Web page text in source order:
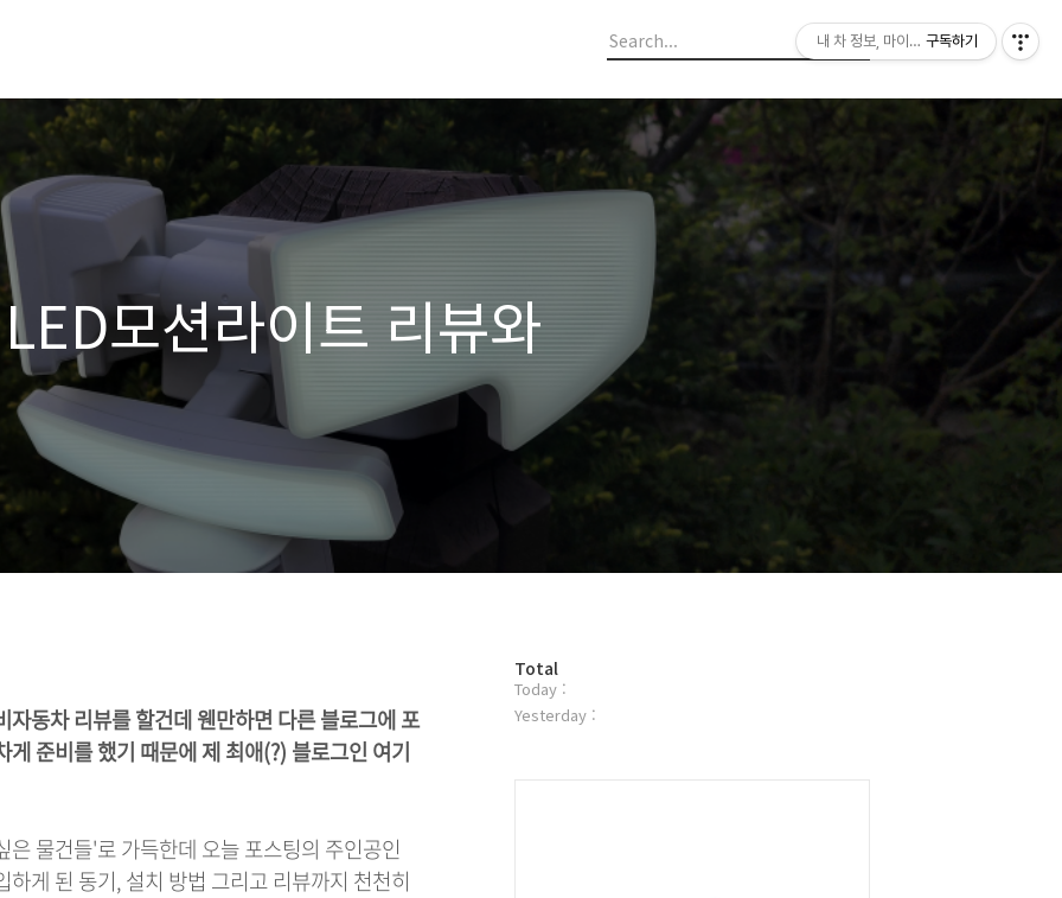
모션라이트 리뷰와
자동차 리뷰를 할건데 웬만하면 다른 블로그에 포
준비를 했기 때문에 제 최애(?) 블로그인 여기
물건들'로 가득한데 오늘 포스팅의 주인공인
게 된 동기, 설치 방법 그리고 리뷰까지 천천히
방
문
자
Total
Today :
Yesterday :
내 차 정보, 마이라이드구독하기